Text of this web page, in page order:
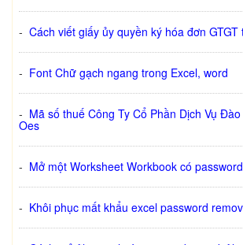
- Cách viết giấy ủy quyền ký hóa đơn
- Font Chữ gạch ngang trong Excel, word
- Mã số thuế Công Ty Cổ Phần Dịch Vụ
Oes
- Mở một Worksheet Workbook có
- Khôi phục mất khẩu excel password